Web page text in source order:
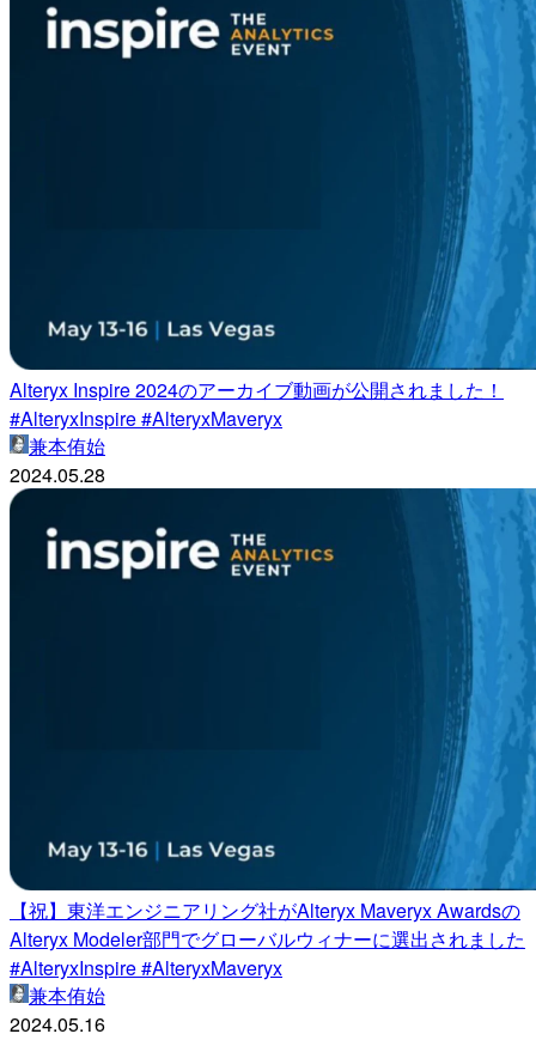
Alteryx Inspire 2024のアーカイブ動画が公開されました！
#AlteryxInspire #AlteryxMaveryx
兼本侑始
2024.05.28
【祝】東洋エンジニアリング社がAlteryx Maveryx Awardsの
Alteryx Modeler部門でグローバルウィナーに選出されました
#AlteryxInspire #AlteryxMaveryx
兼本侑始
2024.05.16